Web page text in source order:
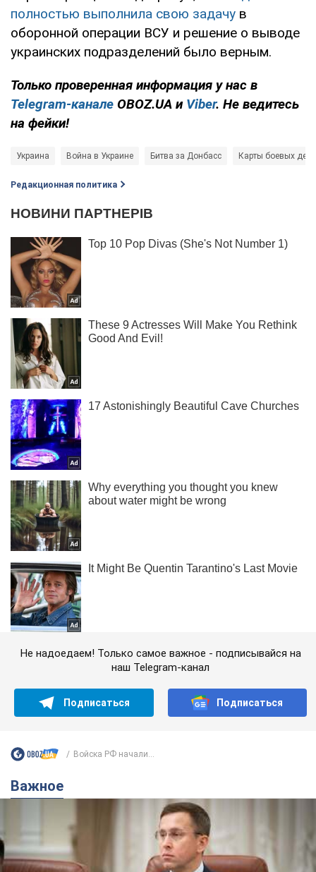
полностью выполнила свою задачу в
оборонной операции ВСУ и решение о выводе
украинских подразделений было верным.
Только проверенная информация у нас в
Telegram-канале OBOZ.UA и Viber. Не ведитесь
на фейки!
Украина Война в Украине Битва за Донбасс Карты боевых
Редакционная политика
Не надоедаем! Только самое важное - подписывайся на
наш Telegram-канал
Подписаться Подписаться
Войска РФ начали...
Важное